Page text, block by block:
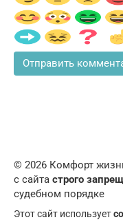
© 2026 Комфорт
с сайта строго
судебном порядке
Этот сайт использует